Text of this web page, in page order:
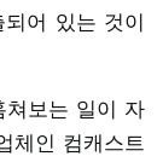
어 있는 것이
쳐보는 일이 자
체인 컴캐스트